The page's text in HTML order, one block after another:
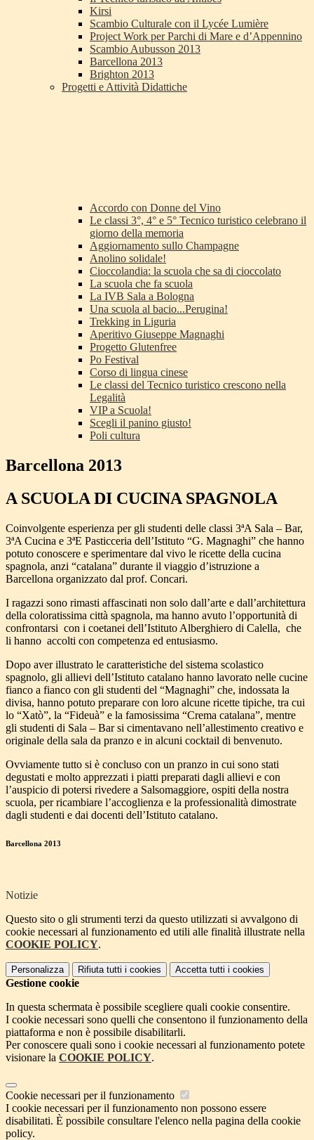
Kirsi
Scambio Culturale con il Lycée Lumière
Project Work per Parchi di Mare e d’Appennino
Scambio Aubusson 2013
Barcellona 2013
Brighton 2013
Progetti e Attività Didattiche
Accordo con Donne del Vino
Le classi 3°, 4° e 5° Tecnico turistico celebrano il
giorno della memoria
Aggiornamento sullo Champagne
Anolino solidale!
Cioccolandia: la scuola che sa di cioccolato
La scuola che fa scuola
La IVB Sala a Bologna
Una scuola al bacio...Perugina!
Trekking in Liguria
Aperitivo Giuseppe Magnaghi
Progetto Glutenfree
Po Festival
Corso di lingua cinese
Le classi del Tecnico turistico crescono nella
Legalità
VIP a Scuola!
Scegli il panino giusto!
Poli cultura
Barcellona 2013
A SCUOLA DI CUCINA SPAGNOLA
Coinvolgente esperienza per gli studenti delle classi 3ªA Sala – Bar,
3ªA Cucina e 3ªE Pasticceria dell’Istituto “G. Magnaghi” che hanno
potuto conoscere e sperimentare dal vivo le ricette della cucina
spagnola, anzi “catalana” durante il viaggio d’istruzione a
Barcellona organizzato dal prof. Concari.
I ragazzi sono rimasti affascinati non solo dall’arte e dall’architettura
della coloratissima città spagnola, ma hanno avuto l’opportunità di
confrontarsi con i coetanei dell’Istituto Alberghiero di Calella, che
li hanno accolti con competenza ed entusiasmo.
Dopo aver illustrato le caratteristiche del sistema scolastico
spagnolo, gli allievi dell’Istituto catalano hanno lavorato nelle cucine
fianco a fianco con gli studenti del “Magnaghi” che, indossata la
divisa, hanno potuto preparare con loro alcune ricette tipiche, tra cui
lo “Xatò”, la “Fideuà” e la famosissima “Crema catalana”, mentre
gli studenti di Sala – Bar si cimentavano nell’allestimento creativo e
originale della sala da pranzo e in alcuni cocktail di benvenuto.
Ovviamente tutto si è concluso con un pranzo in cui sono stati
degustati e molto apprezzati i piatti preparati dagli allievi e con
l’auspicio di potersi rivedere a Salsomaggiore, ospiti della nostra
scuola, per ricambiare l’accoglienza e la professionalità dimostrate
dagli studenti e dai docenti dell’Istituto catalano.
Barcellona 2013
Notizie
Questo sito o gli strumenti terzi da questo utilizzati si avvalgono di
cookie necessari al funzionamento ed utili alle finalità illustrate nella
COOKIE POLICY.
Personalizza Rifiuta tutti i cookies Accetta tutti i cookies
Gestione cookie
In questa schermata è possibile scegliere quali cookie consentire.
I cookie necessari sono quelli che consentono il funzionamento della
piattaforma e non è possibile disabilitarli.
Per conoscere quali sono i cookie necessari al funzionamento potete
visionare la COOKIE POLICY.
Cookie necessari per il funzionamento
I cookie necessari per il funzionamento non possono essere
disabilitati. È possibile consultare l'elenco nella pagina della cookie
policy.